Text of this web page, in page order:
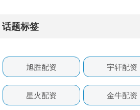
话题标签
旭胜配资 宇轩配资
星火配资 金牛配资